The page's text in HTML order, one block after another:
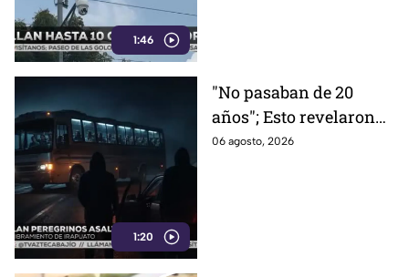
1:46
1:20
"No pasaban de 20
años"; Esto revelaron
los peregrinos que
06 agosto, 2026